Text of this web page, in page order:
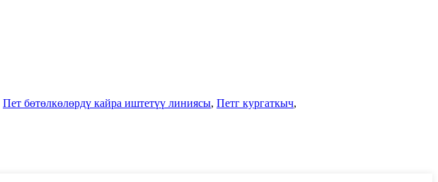
Пет бөтөлкөлөрдү кайра иштетүү линиясы, Петг кургаткыч,